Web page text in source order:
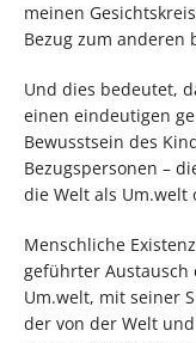
meinen
Bezug zum anderen
Und dies bedeutet,
einen eindeutigen
Bewusstsein des
Bezugspersonen –
die Welt als Um.welt
Menschliche
geführter Austausch
Um.welt, mit seiner
der von der Welt